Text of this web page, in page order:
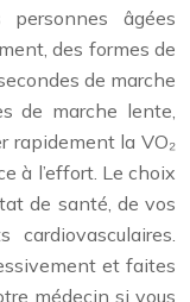
âgées
des formes de
de marche
de marche lente,
rapidement la VO₂
à l’effort. Le choix
de santé, de vos
et faites
médecin si vous